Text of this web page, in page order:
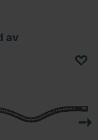
av